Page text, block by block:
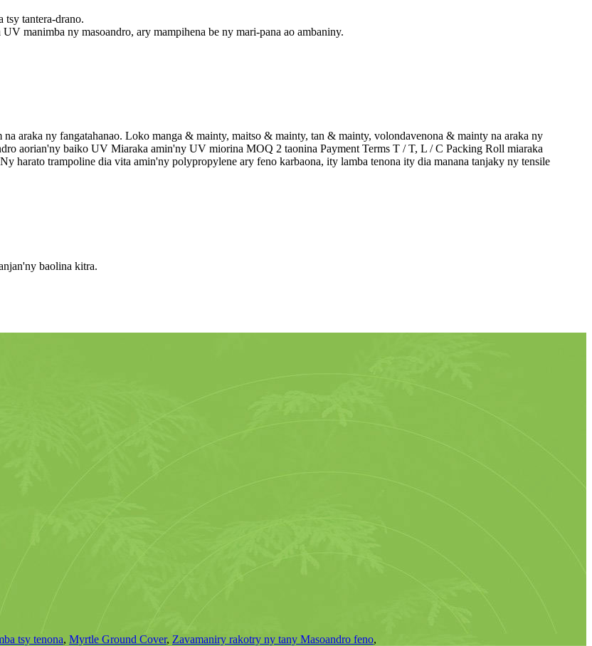
tsy tantera-drano.
manimba ny masoandro, ary mampihena be ny mari-pana ao ambaniny.
​​araka ny fangatahanao. Loko manga & mainty, maitso & mainty, tan & mainty, volondavenona & mainty na araka ny
aorian'ny baiko UV Miaraka amin'ny UV miorina MOQ 2 taonina Payment Terms T / T, L / C Packing Roll miaraka
harato trampoline dia vita amin'ny polypropylene ary feno karbaona, ity lamba tenona ity dia manana tanjaky ny tensile
baolina kitra.
tsy tenona, Myrtle Ground Cover, Zavamaniry rakotry ny tany Masoandro feno,